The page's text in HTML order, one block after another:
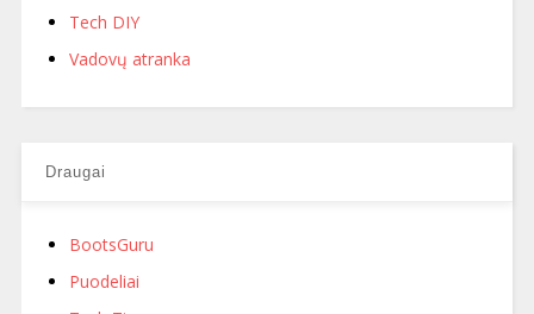
Tech DIY
Vadovų atranka
Draugai
BootsGuru
Puodeliai